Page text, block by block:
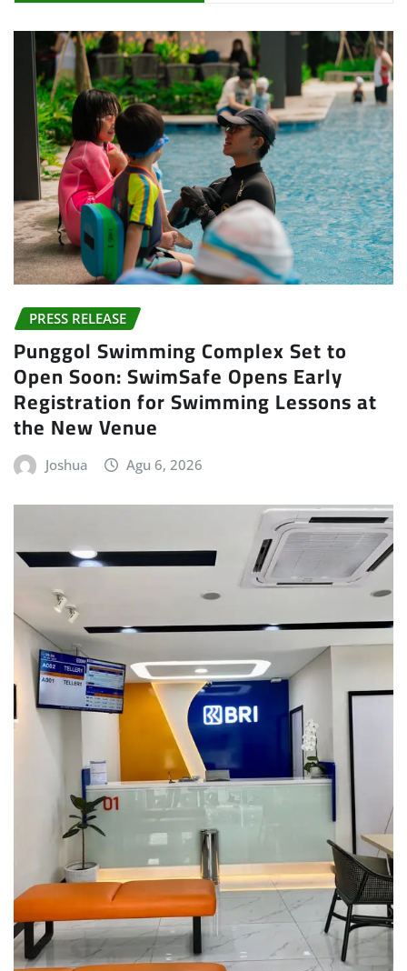
PRESS RELEASE
Punggol Swimming Complex Set to
Open Soon: SwimSafe Opens Early
Registration for Swimming Lessons at
the New Venue
Joshua Agu 6, 2026